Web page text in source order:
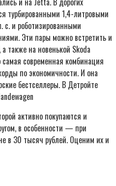
турбированными 1,4-литровыми
с. и роботизированными
Эти пары можно встретить и
также на новенькой Skoda
современная комбинация
по экономичности. И она
бестселлеры. В Детройте
активно покупаются и
в особенности — при
в 30 тысяч рублей. Оценим их и